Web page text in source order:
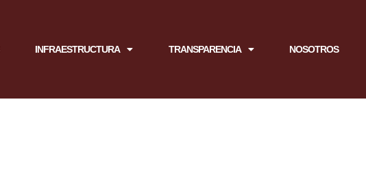
INFRAESTRUCTURA TRANSPARENCIA NOSOTROS